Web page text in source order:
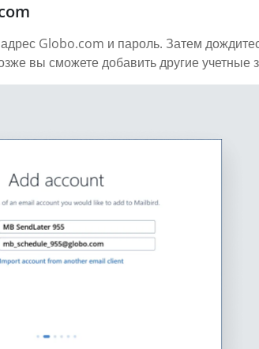
Globo.com и пароль. Затем
вы сможете добавить другие учетные